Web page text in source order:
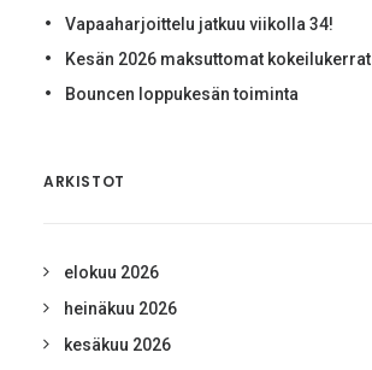
Vapaaharjoittelu jatkuu viikolla 34!
Kesän 2026 maksuttomat kokeilukerrat
Bouncen loppukesän toiminta
ARKISTOT
elokuu 2026
heinäkuu 2026
kesäkuu 2026